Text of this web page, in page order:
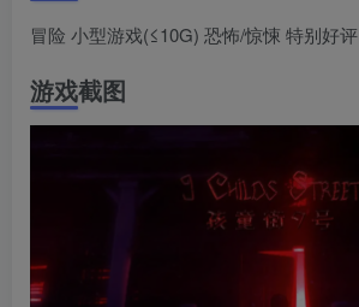
冒险 小型游戏(≤10G) 恐怖/惊悚 特别好评
游戏截图